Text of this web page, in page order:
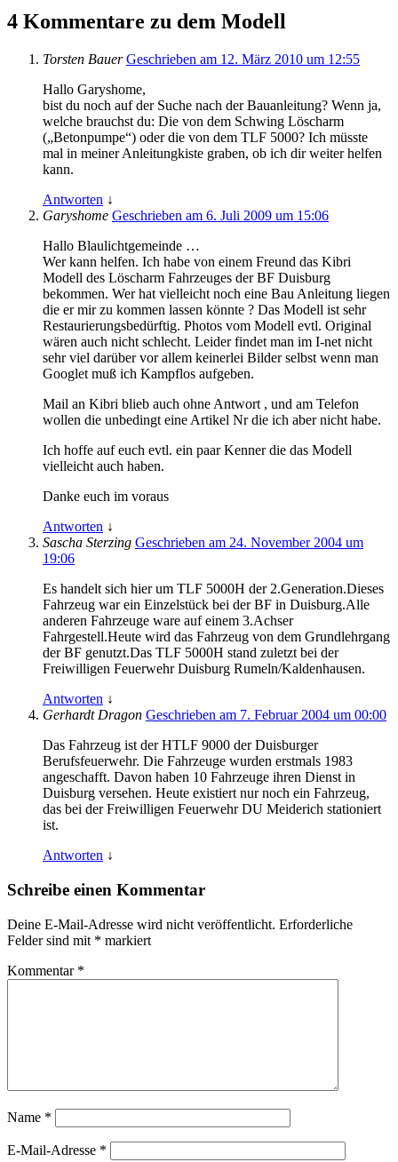
4 Kommentare zu dem Modell
Torsten BauerGeschrieben am 12. März 2010 um 12:55
Hallo Garyshome,
bist du noch auf der Suche nach der Bauanleitung? Wenn ja,
welche brauchst du: Die von dem Schwing Löscharm
(„Betonpumpe“) oder die von dem TLF 5000? Ich müsste
mal in meiner Anleitungkiste graben, ob ich dir weiter helfen
kann.
Antworten ↓
Garyshome Geschrieben am 6. Juli 2009 um 15:06
Hallo Blaulichtgemeinde …
Wer kann helfen. Ich habe von einem Freund das Kibri
Modell des Löscharm Fahrzeuges der BF Duisburg
bekommen. Wer hat vielleicht noch eine Bau Anleitung liegen
die er mir zu kommen lassen könnte ? Das Modell ist sehr
Restaurierungsbedürftig. Photos vom Modell evtl. Original
wären auch nicht schlecht. Leider findet man im I-net nicht
sehr viel darüber vor allem keinerlei Bilder selbst wenn man
Googlet muß ich Kampflos aufgeben.
Mail an Kibri blieb auch ohne Antwort , und am Telefon
wollen die unbedingt eine Artikel Nr die ich aber nicht habe.
Ich hoffe auf euch evtl. ein paar Kenner die das Modell
vielleicht auch haben.
Danke euch im voraus
Antworten ↓
Sascha Sterzing Geschrieben am 24. November 2004 um
19:06
Es handelt sich hier um TLF 5000H der 2.Generation.Dieses
Fahrzeug war ein Einzelstück bei der BF in Duisburg.Alle
anderen Fahrzeuge ware auf einem 3.Achser
Fahrgestell.Heute wird das Fahrzeug von dem Grundlehrgang
der BF genutzt.Das TLF 5000H stand zuletzt bei der
Freiwilligen Feuerwehr Duisburg Rumeln/Kaldenhausen.
Antworten ↓
Gerhardt Dragon Geschrieben am 7. Februar 2004 um 00:00
Das Fahrzeug ist der HTLF 9000 der Duisburger
Berufsfeuerwehr. Die Fahrzeuge wurden erstmals 1983
angeschafft. Davon haben 10 Fahrzeuge ihren Dienst in
Duisburg versehen. Heute existiert nur noch ein Fahrzeug,
das bei der Freiwilligen Feuerwehr DU Meiderich stationiert
ist.
Antworten ↓
Schreibe einen Kommentar
Deine E-Mail-Adresse wird nicht veröffentlicht. Erforderliche
Felder sind mit * markiert
Kommentar *
Name *
E-Mail-Adresse *